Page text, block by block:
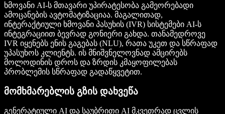
ხმოვანი AI-ს მთავარი უპირატესობა გამეორებადი
ამოცანების ავტომატიზაციაა. მაგალითად,
ინტერაქტიული ხმოვანი პასუხის (IVR) სისტემები AI-ს
ინტეგრაციით ბევრად გონიერი გახდა. თანამედროვე
IVR იყენებს ენის გაგებას (NLU), რათა უკეთ და სწრაფად
უპასუხოს კლიენტს. ის მნიშვნელოვნად ამცირებს
მოლოდინის დროს და ზრდის კმაყოფილებას
პრობლემის სწრაფად გადაწყვეტით.
მომხმარებლის გზის დახვეწა
გენერატიული AI და საუბრითი AI მკვეთრად ცვლის